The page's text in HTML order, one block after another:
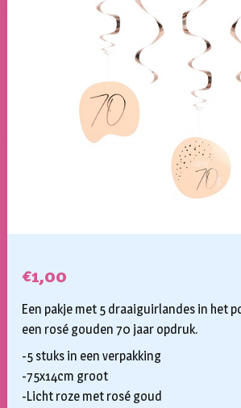
€1,00
Een pakje met 5 draaiguirlandes in het
een rosé gouden 70 jaar opdruk.
-5 stuks in een verpakking
-75x14cm groot
-Licht roze met rosé goud